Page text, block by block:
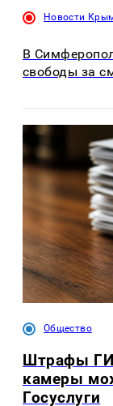
Новости
В
свободы за
Общество
Штрафы
камеры
Госуслуги